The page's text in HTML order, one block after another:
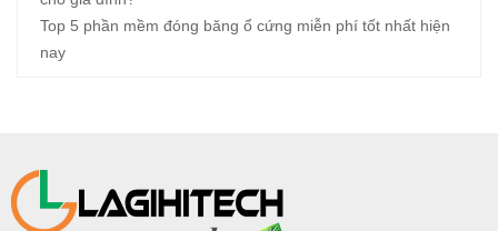
Top 5 phần mềm đóng băng ổ cứng miễn phí tốt nhất hiện
nay